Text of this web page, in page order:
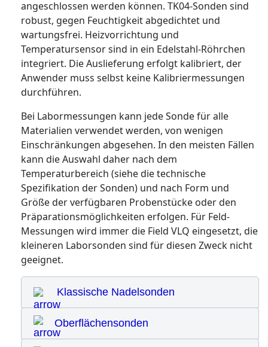
angeschlossen werden können. TK04-Sonden sind
robust, gegen Feuchtigkeit abgedichtet und
wartungsfrei. Heizvorrichtung und
Temperatursensor sind in ein Edelstahl-Röhrchen
integriert. Die Auslieferung erfolgt kalibriert, der
Anwender muss selbst keine Kalibriermessungen
durchführen.
Bei Labormessungen kann jede Sonde für alle
Materialien verwendet werden, von wenigen
Einschränkungen abgesehen. In den meisten Fällen
kann die Auswahl daher nach dem
Temperaturbereich (siehe die technische
Spezifikation der Sonden) und nach Form und
Größe der verfügbaren Probenstücke oder den
Präparationsmöglichkeiten erfolgen. Für Feld-
Messungen wird immer die Field VLQ eingesetzt, die
kleineren Laborsonden sind für diesen Zweck nicht
geeignet.
Klassische Nadelsonden
Oberflächensonden